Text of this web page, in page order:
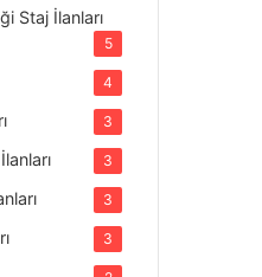
Staj İlanları
5
4
3
3
3
3